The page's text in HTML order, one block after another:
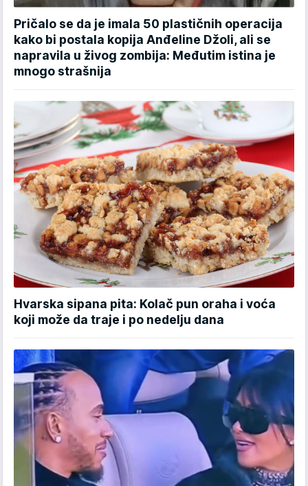
Pričalo se da je imala 50 plastičnih operacija
kako bi postala kopija Anđeline Džoli, ali se
napravila u živog zombija: Međutim istina je
mnogo strašnija
Hvarska sipana pita: Kolač pun oraha i voća
koji može da traje i po nedelju dana